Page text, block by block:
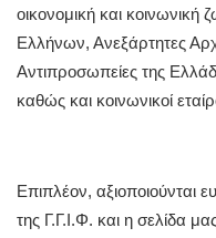
οικονομική και
Ελλήνων, Ανεξάρτητες
Αντιπροσωπείες της
καθώς και κοινωνικοί
Επιπλέον, αξιοποιούνται
της Γ.Γ.Ι.Φ. και η σελίδα